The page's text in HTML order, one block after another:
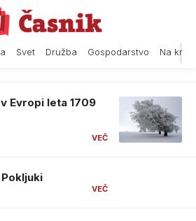
Svet Družba Gospodarstvo Na
Evropi leta 1709